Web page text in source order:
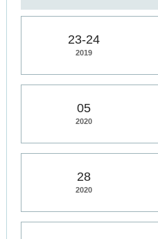
23-24
2019
05
2020
28
2020